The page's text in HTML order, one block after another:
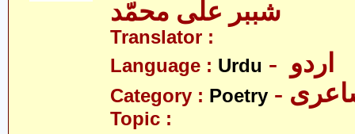
Translator :
Language : Urdu
Category : Poetry
Topic :